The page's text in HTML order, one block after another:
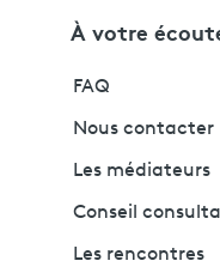
À votre
FAQ
Nous contacter
Les médiateurs
Conseil
Les rencontres